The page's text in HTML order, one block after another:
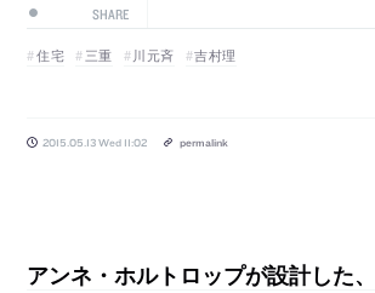
SHARE
住宅 三重 川元斉 吉村理
2015.05.13 Wed 11:02 permalink
アンネ・ホルトロップが設計した、